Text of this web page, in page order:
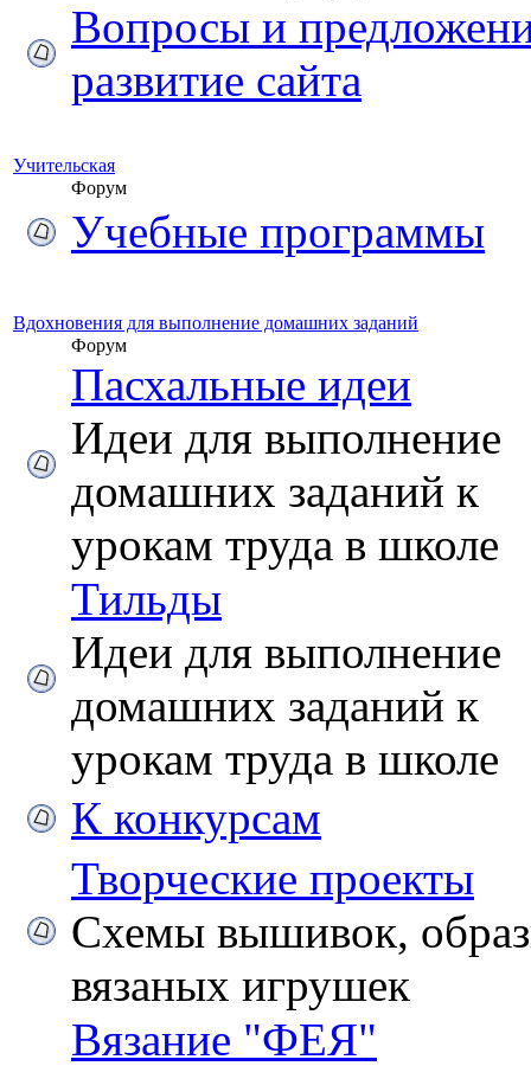
Вопросы и
развитие сайта
Учительская
Форум
Учебные программы
Вдохновения для выполнение домашних заданий
Форум
Пасхальные идеи
Идеи для выполнение
домашних заданий к
урокам труда в школе
Тильды
Идеи для выполнение
домашних заданий к
урокам труда в школе
К конкурсам
Творческие проекты
Схемы вышивок,
вязаных игрушек
Вязание "ФЕЯ"